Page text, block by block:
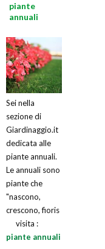
piante
annuali
Sei nella
sezione di
Giardinaggio.it
dedicata alle
piante annuali.
Le annuali sono
piante che
"nascono,
crescono, fioris
visita :
piante annuali